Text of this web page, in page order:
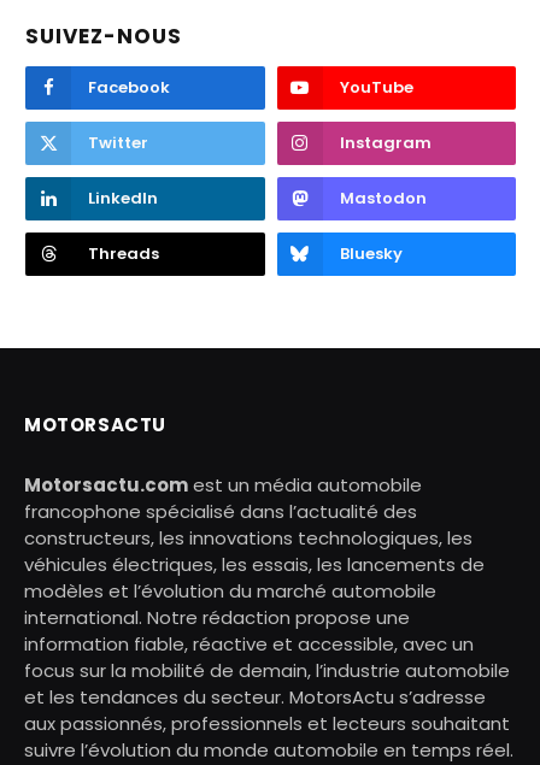
SUIVEZ-NOUS
Facebook YouTube
Twitter Instagram
LinkedIn Mastodon
Threads Bluesky
MOTORSACTU
Motorsactu.comest un média automobile
francophone spécialisé dans l’actualité des
constructeurs, les innovations technologiques, les
véhicules électriques, les essais, les lancements de
modèles et l’évolution du marché automobile
international. Notre rédaction propose une
information fiable, réactive et accessible, avec un
focus sur la mobilité de demain, l’industrie automobile
et les tendances du secteur. MotorsActu s’adresse
aux passionnés, professionnels et lecteurs souhaitant
suivre l’évolution du monde automobile en temps réel.